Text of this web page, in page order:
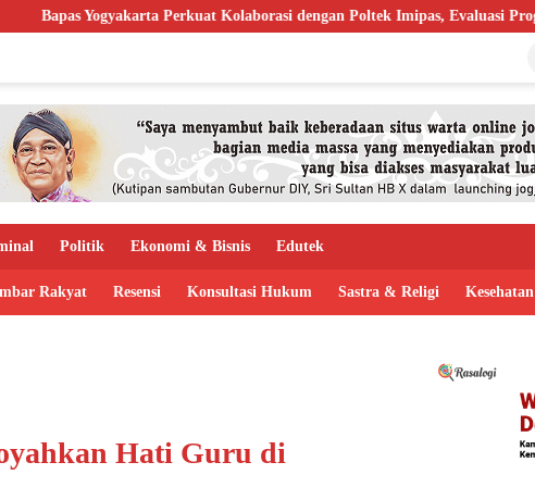
Perkuat Kolaborasi dengan Poltek Imipas, Evaluasi Program Magang Taruna
Politik Ekonomi & Bisnis Edutek
Rakyat Resensi Konsultasi Hukum Sastra & Religi Kesehatan
Hati Guru di